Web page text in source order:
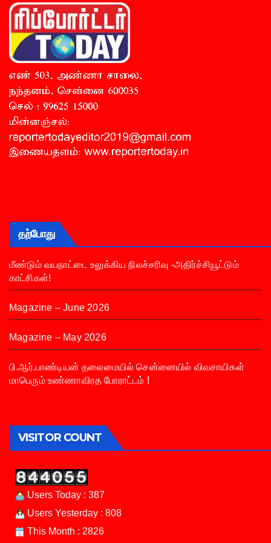
தற்போது
மீண்டும் வயநாட்டை உலுக்கிய நிலச்சரிவு -அதிர்ச்சியூட்டும்
காட்சிகள்!
Magazine – June 2026
Magazine – May 2026
பி.ஆர்.பாண்டியன் தலைமையில் சென்னையில் விவசாயிகள்
மாபெரும் உண்ணாவிரத போராட்டம் !
VISITOR COUNT
Users Today : 387
Users Yesterday : 808
This Month : 2826